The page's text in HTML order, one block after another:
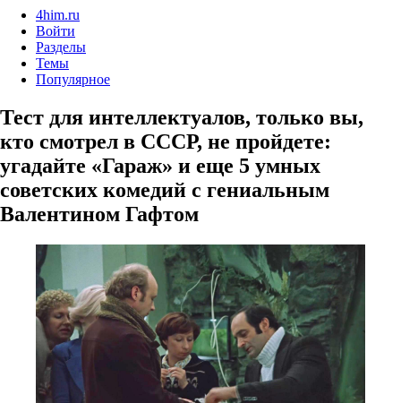
4him.ru
Войти
Разделы
Темы
Популярное
Тест для интеллектуалов, только вы,
кто смотрел в СССР, не пройдете:
угадайте «Гараж» и еще 5 умных
советских комедий с гениальным
Валентином Гафтом